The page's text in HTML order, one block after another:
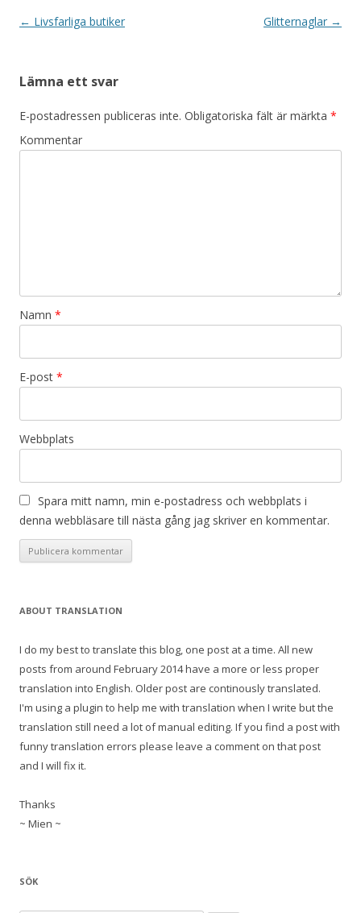
Inläggsnavigering
← Livsfarliga butiker Glitternaglar →
Lämna ett svar
E-postadressen publiceras inte. Obligatoriska fält är märkta *
Kommentar
Namn *
E-post *
Webbplats
Spara mitt namn, min e-postadress och webbplats i
denna webbläsare till nästa gång jag skriver en kommentar.
ABOUT TRANSLATION
I do my best to translate this blog, one post at a time. All new
posts from around February 2014 have a more or less proper
translation into English. Older post are continously translated.
I'm using a plugin to help me with translation when I write but the
translation still need a lot of manual editing. If you find a post with
funny translation errors please leave a comment on that post
and I will fix it.
Thanks
~ Mien ~
SÖK